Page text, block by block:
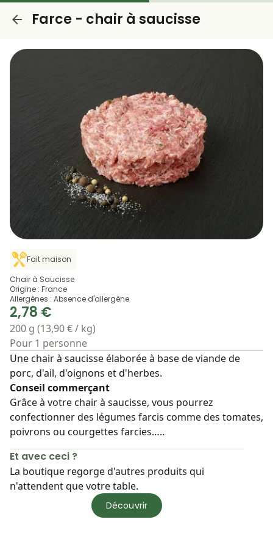
Farce - chair à saucisse
Fait maison
Chair à Saucisse
Origine : France
Allergènes : Absence d'allergène
2,78 €
200 g (13,90 € / kg)
Pour 1 personne
Une chair à saucisse élaborée à base de viande de
porc, d'ail, d'oignons et d'herbes.
Conseil commerçant
Grâce à votre chair à saucisse, vous pourrez
confectionner des légumes farcis comme des tomates,
poivrons ou courgettes farcies…..
Et avec ceci ?
La boutique regorge d'autres produits qui
n'attendent que votre table.
Découvrir